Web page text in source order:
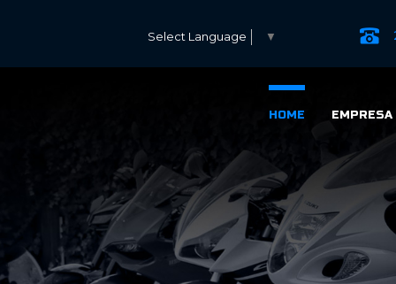
Select Language ▼
EMPRESA
HOME